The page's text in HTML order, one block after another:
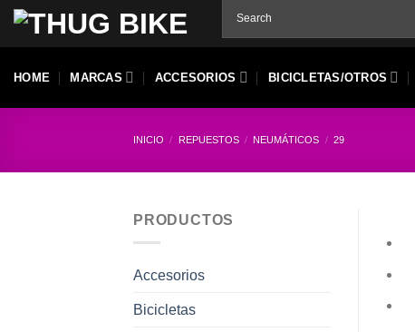
Skip
HOME MARCAS ACCESORIOS BICICLETAS/OTROS
INICIO / REPUESTOS / NEUMÁTICOS / 29
PRODUCTOS
Accesorios
Bicicletas